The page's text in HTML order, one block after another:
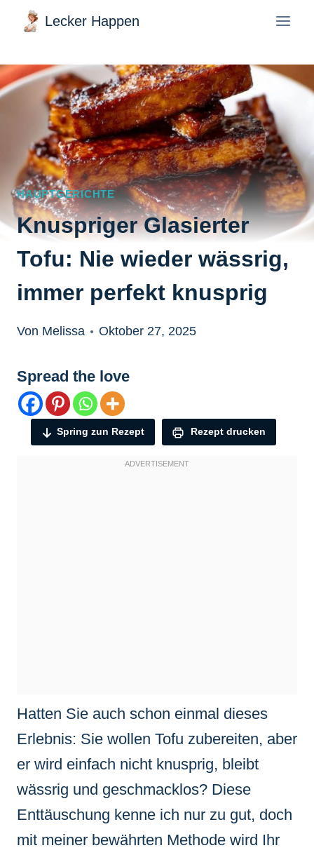
Zum
Inhalt
springen
Lecker Happen
HAUPTGERICHTE
Knuspriger Glasierter
Tofu: Nie wieder wässrig,
immer perfekt knusprig
Von Melissa Oktober 27, 2025
Spread the love
Spring zun Rezept Rezept drucken
Hatten Sie auch schon einmal dieses
Erlebnis: Sie wollen Tofu zubereiten, aber
er wird einfach nicht knusprig, bleibt
wässrig und geschmacklos? Diese
Enttäuschung kenne ich nur zu gut, doch
mit meiner bewährten Methode wird Ihr